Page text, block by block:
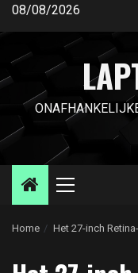
Ga
inhoud
08/08/2026
Primair
Home Het 27-inch